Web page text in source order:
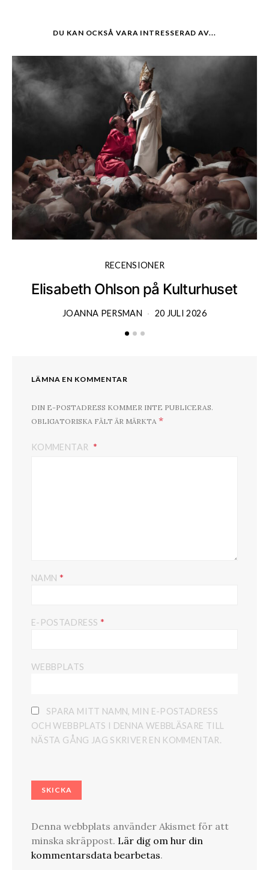
DU KAN OCKSÅ VARA INTRESSERAD AV...
RECENSIONER
Elisabeth Ohlson på Kulturhuset
JOANNA PERSMAN 20 JULI 2026
LÄMNA EN KOMMENTAR
DIN E-POSTADRESS KOMMER INTE PUBLICERAS.
OBLIGATORISKA FÄLT ÄR MÄRKTA *
KOMMENTAR
NAMN *
E-POSTADRESS *
WEBBPLATS
SPARA MITT NAMN, MIN E-POSTADRESS
OCH WEBBPLATS I DENNA WEBBLÄSARE TILL
NÄSTA GÅNG JAG SKRIVER EN KOMMENTAR.
Denna webbplats använder Akismet för att
minska skräppost. Lär dig om hur din
kommentarsdata bearbetas.